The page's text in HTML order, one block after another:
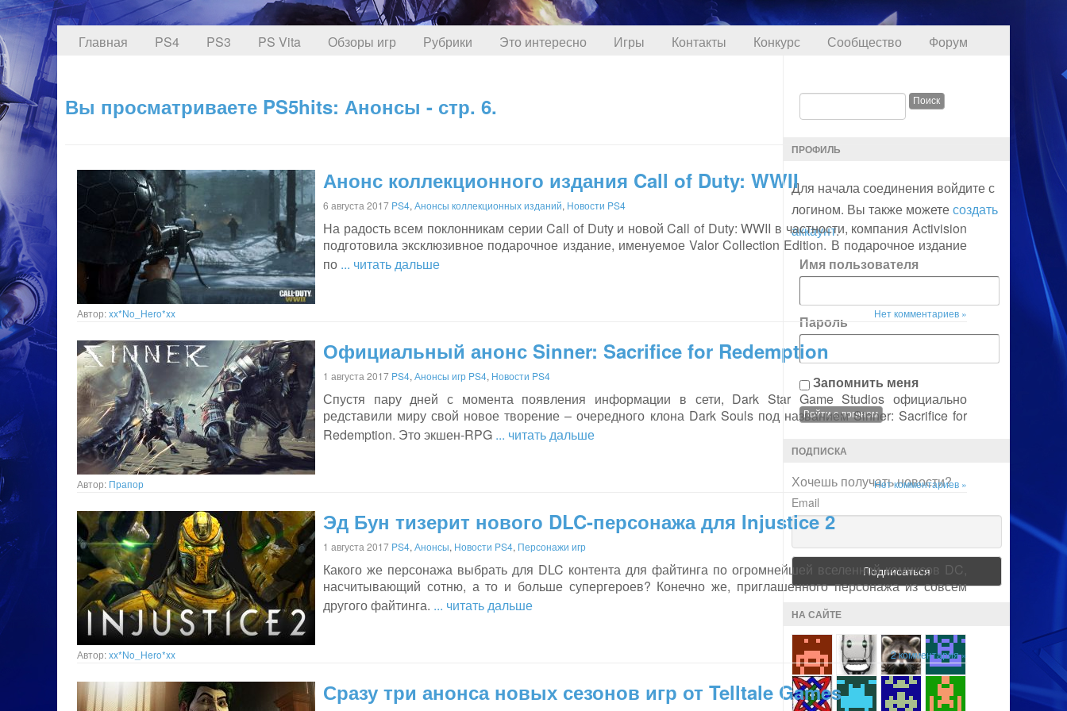
Главная PS4 PS3 PS Vita Обзоры игр Рубрики Это интересно Игры Контакты Конкурс Сообщество Форум
Вы просматриваете PS5hits: Анонсы - стр. 6.
Анонс коллекционного издания Call of Duty: WWII
6 августа 2017 PS4, Анонсы коллекционных изданий, Новости PS4
На радость всем поклонникам серии Call of Duty и новой Call of Duty: WWII в частности, компания Activision
подготовила эксклюзивное подарочное издание, именуемое Valor Collection Edition. В подарочное издание
по ... читать дальше
Автор:xx*No_Hero*xx Нет комментариев »
Официальный анонс Sinner: Sacrifice for Redemption
1 августа 2017 PS4, Анонсы игр PS4, Новости PS4
Спустя пару дней с момента появления информации в сети, Dark Star Game Studios официально
редставили миру свой новое творение – очередного клона Dark Souls под названием Sinner: Sacrifice for
Redemption. Это экшен-RPG ... читать дальше
Автор: Прапор Нет комментариев »
Эд Бун тизерит нового DLC-персонажа для Injustice 2
1 августа 2017 PS4, Анонсы, Новости PS4, Персонажи игр
Какого же персонажа выбрать для DLC контента для файтинга по огромнейшей вселенной комиксов DC,
насчитывающий сотню, а то и больше супергероев? Конечно же, приглашенного персонажа из совсем
другого файтинга. ... читать дальше
Автор:xx*No_Hero*xx 2 комментария »
Сразу три анонса новых сезонов игр от Telltale Games
ПРОФИЛЬ
Для начала соединения войдите с
логином. Вы также можетесоздать
аккаунт.
Имя пользователя
Пароль
Запомнить меня
ПОДПИСКА
Хочешь получать новости?
Email
НА САЙТЕ